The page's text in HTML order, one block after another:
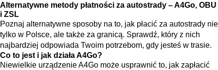
Alternatywne metody płatności za autostrady – A4Go, OBU
i ZSL
Poznaj alternatywne sposoby na to, jak płacić za autostrady nie
tylko w Polsce, ale także za granicą. Sprawdź, który z nich
najbardziej odpowiada Twoim potrzebom, gdy jesteś w trasie.
Co to jest i jak działa A4Go?
Niewielkie urządzenie A4Go może usprawnić to, jak zapłacić